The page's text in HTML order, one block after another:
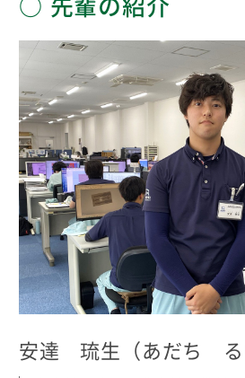
先輩の紹介
安達 琉生（あだち る